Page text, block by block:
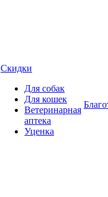
Скидки
Для собак
Для кошек
Ветеринарная
аптека
Уценка